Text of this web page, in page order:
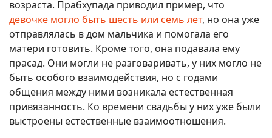
возраста. Прабхупада приводил пример, что
девочке могло быть шесть или семь лет, но она уже
отправлялась в дом мальчика и помогала его
матери готовить. Кроме того, она подавала ему
прасад. Они могли не разговаривать, у них могло не
быть особого взаимодействия, но с годами
общения между ними возникала естественная
привязанность. Ко времени свадьбы у них уже были
выстроены естественные взаимоотношения.